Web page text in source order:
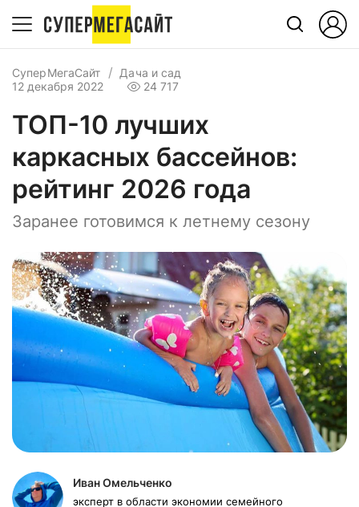
СуперМегаСайт
Дача и сад
12 декабря 2022
24 717
ТОП-10 лучших
каркасных бассейнов:
рейтинг 2026 года
Заранее готовимся к летнему сезону
Иван Омельченко
эксперт в области экономии семейного